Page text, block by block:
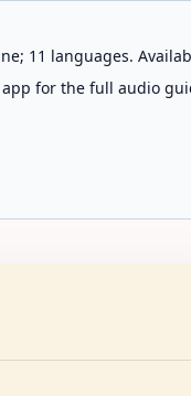
11 languages.
app for the full audio